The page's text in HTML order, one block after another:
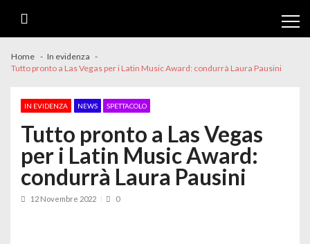
Home
In evidenza
Tutto pronto a Las Vegas per i Latin Music Award: condurrà Laura Pausini
IN EVIDENZA NEWS SPETTACOLO
Tutto pronto a Las Vegas
per i Latin Music Award:
condurrà Laura Pausini
12 Novembre 2022 0